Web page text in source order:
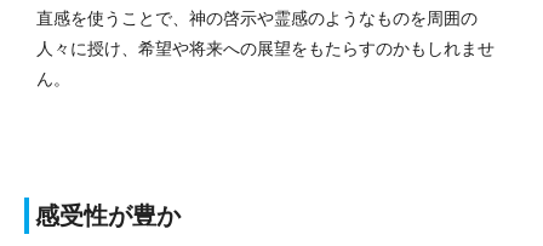
直感を使うことで、神の啓示や霊感のようなものを周囲の
人々に授け、希望や将来への展望をもたらすのかもしれませ
ん。
感受性が豊か